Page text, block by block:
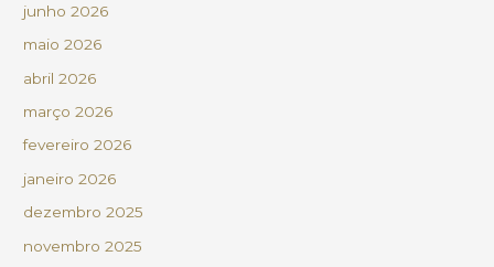
junho 2026
maio 2026
abril 2026
março 2026
fevereiro 2026
janeiro 2026
dezembro 2025
novembro 2025